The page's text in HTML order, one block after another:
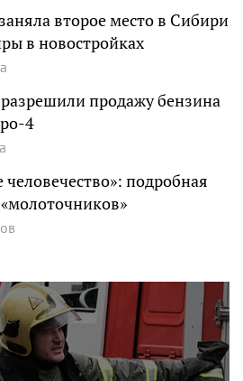
второе место в Сибири
в новостройках
продажу бензина
4
подробная